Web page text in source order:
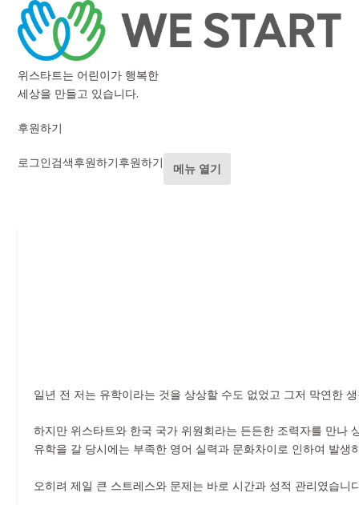
위스타트는 어린이가 행복한
세상을 만들고 있습니다.
후원하기
로그인검색후원하기후원하기 메뉴 열기
일년 전 저는 유학이라는 것을 상상할 수도 없었고 그저 막연한
하지만 위스타트와 한국 국가 위원회라는 든든한 조력자를 만나
유학을 갈 당시에는 부족한 영어 실력과 문화차이로 인하여 발
오히려 제일 큰 스트레스와 문제는 바로 시간과 성적 관리였습